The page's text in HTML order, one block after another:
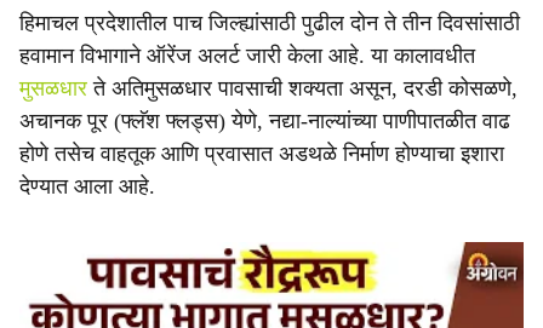
हिमाचल प्रदेशातील पाच जिल्ह्यांसाठी पुढील दोन ते तीन दिवसांसाठी
हवामान विभागाने ऑरेंज अलर्ट जारी केला आहे. या कालावधीत
मुसळधार ते अतिमुसळधार पावसाची शक्यता असून, दरडी कोसळणे,
अचानक पूर (फ्लॅश फ्लड्स) येणे, नद्या-नाल्यांच्या पाणीपातळीत वाढ
होणे तसेच वाहतूक आणि प्रवासात अडथळे निर्माण होण्याचा इशारा
देण्यात आला आहे.